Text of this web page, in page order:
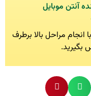
آنتن موبایل
مراحل بالا برطرف
بگیرید.